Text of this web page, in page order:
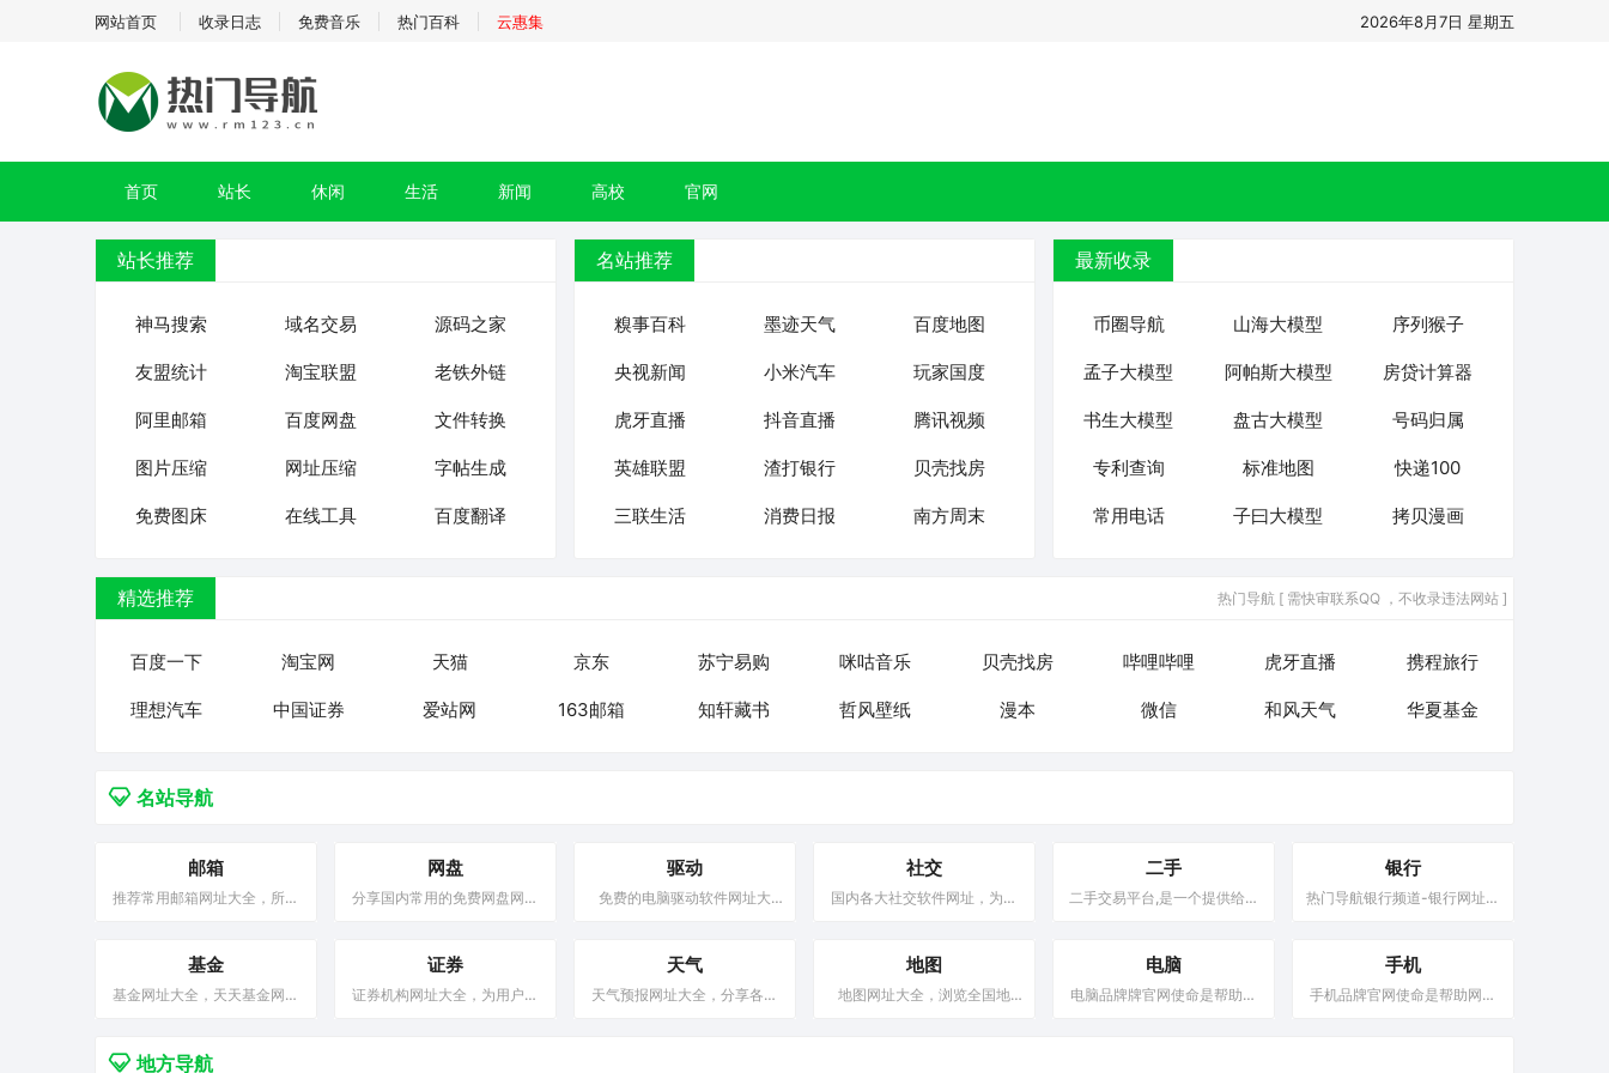
网站首页 收录日志 免费音乐 热门百科 云惠集 2026年8月7日 星期五
首页 站长 休闲 生活 新闻 高校 官网
站长推荐
神马搜索 域名交易 源码之家
友盟统计 淘宝联盟 老铁外链
阿里邮箱 百度网盘 文件转换
图片压缩 网址压缩 字帖生成
免费图床 在线工具 百度翻译
名站推荐
糗事百科 墨迹天气 百度地图
央视新闻 小米汽车 玩家国度
虎牙直播 抖音直播 腾讯视频
英雄联盟 渣打银行 贝壳找房
三联生活 消费日报 南方周末
最新收录
币圈导航 山海大模型 序列猴子
孟子大模型 阿帕斯大模型 房贷计算器
书生大模型 盘古大模型 号码归属
专利查询 标准地图 快递100
常用电话 子曰大模型 拷贝漫画
精选推荐 热门导航 [ 需快审联系QQ ，不收录违法网站 ]
百度一下 淘宝网 天猫 京东 苏宁易购 咪咕音乐 贝壳找房 哔哩哔哩 虎牙直播 携程旅行
理想汽车 中国证券 爱站网 163邮箱 知轩藏书 哲风壁纸 漫本 微信 和风天气 华夏基金
名站导航
邮箱
推荐常用邮箱网址大全，所有
大家可以放心去，邮箱免费注
册就来热门导航网址导航，这
里有你想要的！
网盘
分享国内常用的免费网盘网址
盘的导航网站。
驱动
免费的电脑驱动软件网址大
源。为你提供一个安全可靠的
电脑驱动，电脑驱动管理软件
就来热门导航下载。
社交
国内各大社交软件网址，为广
件导航。
二手
二手交易平台,是一个提供给个
费发布二手商品的信息，通过
互联网为买卖双方提供一个快
捷方便的交易平台。为广大用
银行
热门导航银行频道-银行网址大
业银行，工商银行。为广大网
民推荐官方银行平台，专注于
收录银行网址的导航。
基金
基金网址大全，天天基金网、
金、理财产品。为广大网民推
证券
证券机构网址大全，为用户收
天气
天气预报网址大全，分享各大
地图
地图网址大全，浏览全国地
电脑
电脑品牌牌官网使命是帮助网
手机
手机品牌官网使命是帮助网民
地方导航